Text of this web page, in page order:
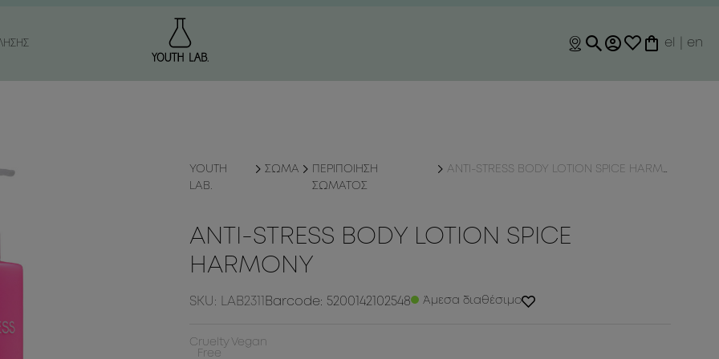
el en
YOUTH
LAB.
ΣΩΜΑ
ΠΕΡΙΠΟΙΗΣΗ
ΣΩΜΑΤΟΣ
ANTI-STRESS BODY LOTION SPICE HARMONY
ANTI-STRESS BODY LOTION SPICE
HARMONY
SKU: LAB2311 Barcode: 5200142102548 Άμεσα διαθέσιμο
Cruelty
Free
Vegan